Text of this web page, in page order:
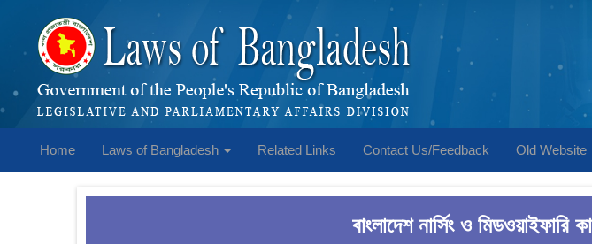
Home Laws of Bangladesh Related Links Contact Us/Feedback Old Website
বাংলাদেশ নার্সিং ও